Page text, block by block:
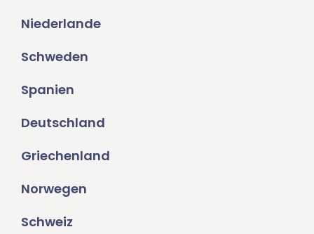
Niederlande
Schweden
Spanien
Deutschland
Griechenland
Norwegen
Schweiz